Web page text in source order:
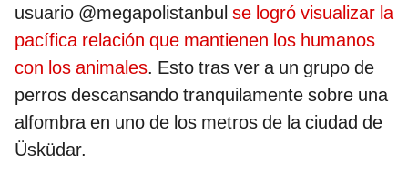
usuario @megapolistanbul se logró visualizar la
pacífica relación que mantienen los humanos
con los animales. Esto tras ver a un grupo de
perros descansando tranquilamente sobre una
alfombra en uno de los metros de la ciudad de
Üsküdar.